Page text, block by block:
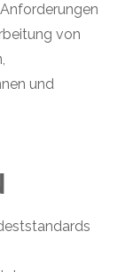
von
und